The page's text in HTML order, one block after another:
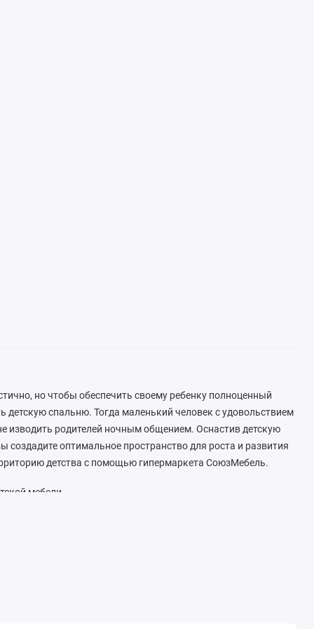
но чтобы обеспечить своему ребенку полноценный
детскую спальню. Тогда маленький человек с удовольствием
изводить родителей ночным общением. Оснастив детскую
создадите оптимальное пространство для роста и развития
детства с помощью гипермаркета СоюзМебель.
мебели
детской комнаты производители обязаны